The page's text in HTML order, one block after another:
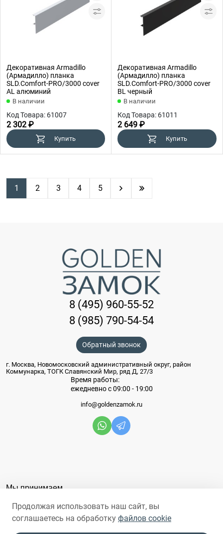
Декоративная Armadillo
(Армадилло) планка
SLD.Comfort-PRO/3000 cover
AL алюминий
В наличии
Код Товара: 61007
2 302 ₽
Купить
Декоративная Armadillo
(Армадилло) планка
SLD.Comfort-PRO/3000 cover
BL черный
В наличии
Код Товара: 61011
2 649 ₽
Купить
1 2 3 4 5
8 (495) 960-55-52
8 (985) 790-54-54
Обратный звонок
г. Москва, Новомосковский административный округ, район
Коммунарка, ТОГК Славянский Мир, ряд Д, 27/3
Время работы:
ежедневно с 09:00 - 19:00
info@goldenzamok.ru
Мы принимаем
Продолжая использовать наш сайт, вы
соглашаетесь на обработку файлов cookie